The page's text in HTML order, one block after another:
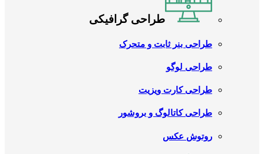
طراحی گرافیکی
طراحی بنر ثابت و متحرک
طراحی لوگو
طراحی کارت ویزیت
طراحی کاتالوگ و بروشور
روتوش عکس